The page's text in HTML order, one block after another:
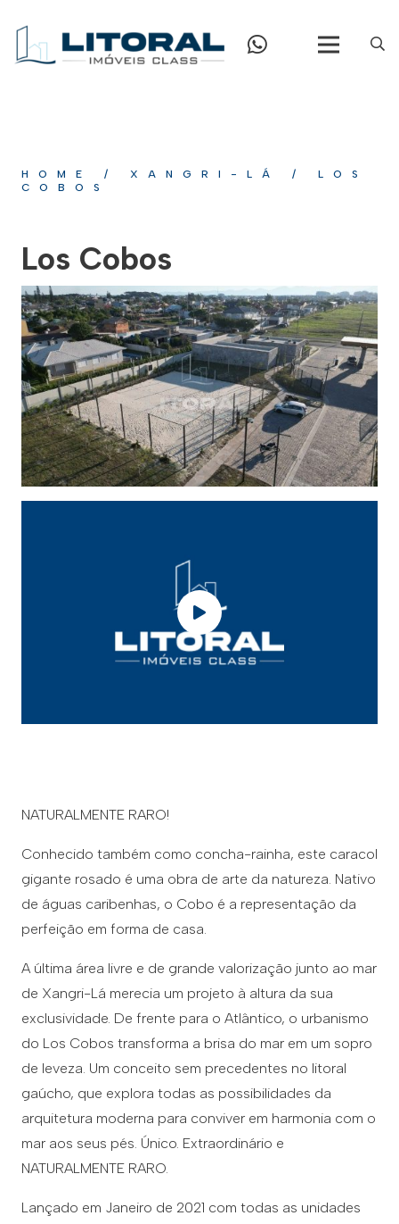
HOME / XANGRI-LÁ / LOS
COBOS
Los Cobos
NATURALMENTE RARO!
Conhecido também como concha-rainha, este caracol
gigante rosado é uma obra de arte da natureza. Nativo
de águas caribenhas, o Cobo é a representação da
perfeição em forma de casa.
A última área livre e de grande valorização junto ao mar
de Xangri-Lá merecia um projeto à altura da sua
exclusividade. De frente para o Atlântico, o urbanismo
do Los Cobos transforma a brisa do mar em um sopro
de leveza. Um conceito sem precedentes no litoral
gaúcho, que explora todas as possibilidades da
arquitetura moderna para conviver em harmonia com o
mar aos seus pés. Único. Extraordinário e
NATURALMENTE RARO.
Lançado em Janeiro de 2021 com todas as unidades